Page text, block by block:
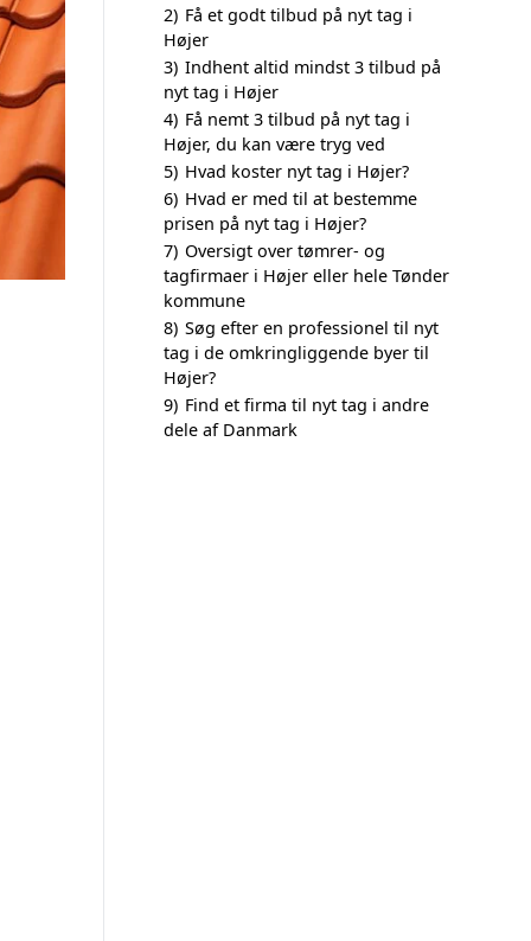
2) Få et godt tilbud på nyt tag i
Højer
3) Indhent altid mindst 3 tilbud på
nyt tag i Højer
4) Få nemt 3 tilbud på nyt tag i
Højer, du kan være tryg ved
5) Hvad koster nyt tag i Højer?
6) Hvad er med til at bestemme
prisen på nyt tag i Højer?
7) Oversigt over tømrer- og
tagfirmaer i Højer eller hele Tønder
kommune
8) Søg efter en professionel til nyt
tag i de omkringliggende byer til
Højer?
9) Find et firma til nyt tag i andre
dele af Danmark